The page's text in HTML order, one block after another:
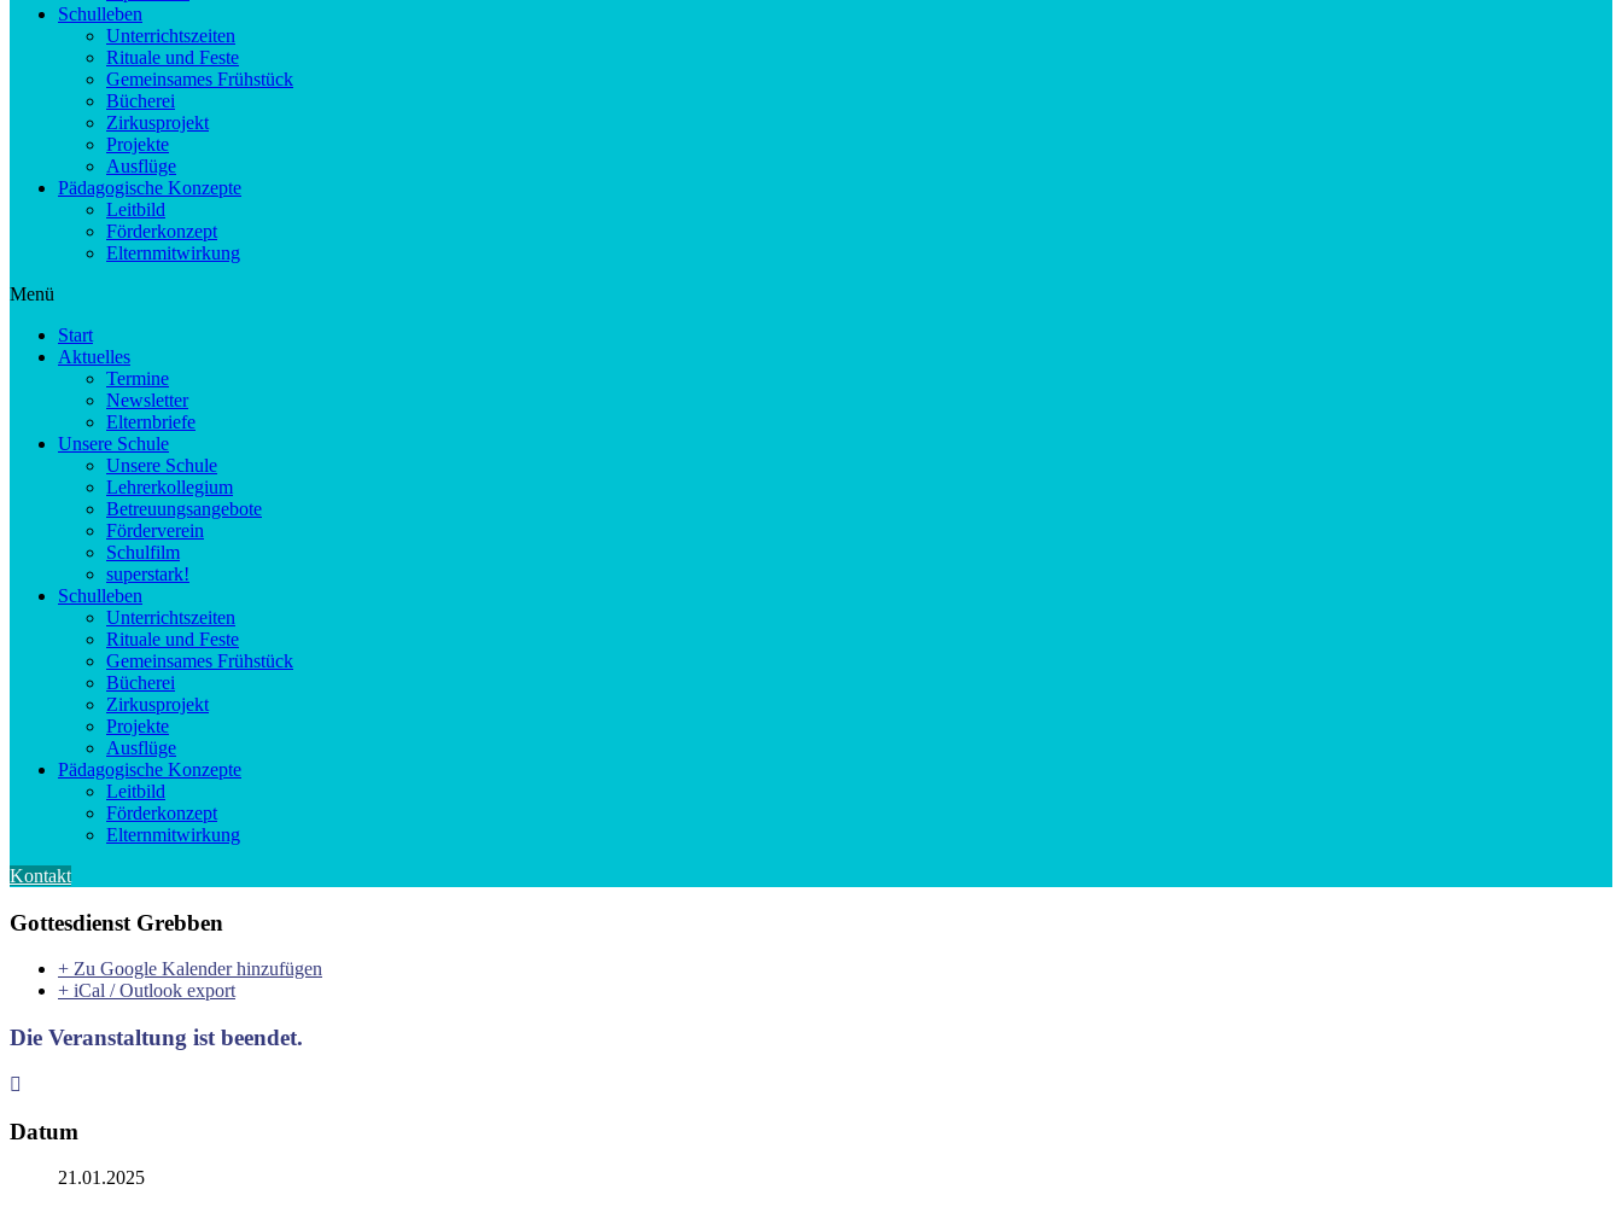
Schulleben
Unterrichtszeiten
Rituale und Feste
Gemeinsames Frühstück
Bücherei
Zirkusprojekt
Projekte
Ausflüge
Pädagogische Konzepte
Leitbild
Förderkonzept
Elternmitwirkung
Menü
Start
Aktuelles
Termine
Newsletter
Elternbriefe
Unsere Schule
Unsere Schule
Lehrerkollegium
Betreuungsangebote
Förderverein
Schulfilm
superstark!
Schulleben
Unterrichtszeiten
Rituale und Feste
Gemeinsames Frühstück
Bücherei
Zirkusprojekt
Projekte
Ausflüge
Pädagogische Konzepte
Leitbild
Förderkonzept
Elternmitwirkung
Kontakt
Gottesdienst Grebben
+ Zu Google Kalender hinzufügen
+ iCal / Outlook export
Die Veranstaltung ist beendet.
Datum
21.01.2025